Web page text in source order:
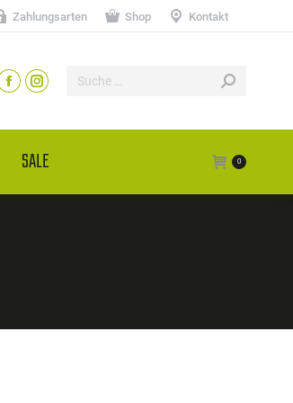
Zahlungsarten Shop Kontakt
SALE 0